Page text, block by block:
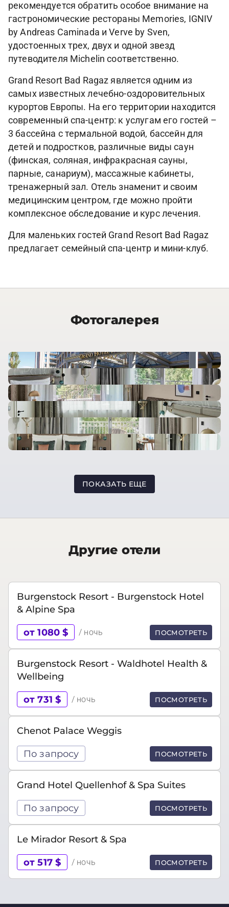
рекомендуется обратить особое внимание на
гастрономические рестораны Memories, IGNIV
by Andreas Caminada и Verve by Sven,
удостоенных трех, двух и одной звезд
путеводителя Michelin соответственно.
Grand Resort Bad Ragaz является одним из
самых известных лечебно-оздоровительных
курортов Европы. На его территории находится
современный спа-центр: к услугам его гостей –
3 бассейна с термальной водой, бассейн для
детей и подростков, различные виды саун
(финская, соляная, инфракрасная сауны,
парные, санариум), массажные кабинеты,
тренажерный зал. Отель знаменит и своим
медицинским центром, где можно пройти
комплексное обследование и курс лечения.
Для маленьких гостей Grand Resort Bad Ragaz
предлагает семейный спа-центр и мини-клуб.
Фотогалерея
ПОКАЗАТЬ ЕЩЕ
Другие отели
Burgenstock Resort - Burgenstock Hotel
& Alpine Spa
от 1080 $ / ночь ПОСМОТРЕТЬ
Burgenstock Resort - Waldhotel Health &
Wellbeing
от 731 $ / ночь ПОСМОТРЕТЬ
Chenot Palace Weggis
По запросу ПОСМОТРЕТЬ
Grand Hotel Quellenhof & Spa Suites
По запросу ПОСМОТРЕТЬ
Le Mirador Resort & Spa
от 517 $ / ночь ПОСМОТРЕТЬ